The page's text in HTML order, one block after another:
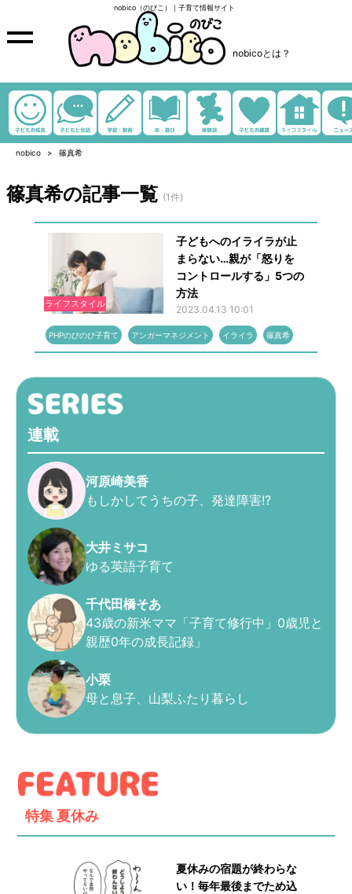
nobico（のびこ）｜子育て情報サイト
nobicoとは？
nobico 篠真希
篠真希の記事一覧 (1件)
ライフスタイル
子どもへのイライラが止
まらない…親が「怒りを
コントロールする」5つの
方法
2023.04.13 10:01
PHPのびのび子育て アンガーマネジメント イライラ 篠真希
連載
河原崎美香
もしかしてうちの子、発達障害!?
大井ミサコ
ゆる英語子育て
千代田橋そあ
43歳の新米ママ「子育て修行中」0歳児と
親歴0年の成長記録」
小栗
母と息子、山梨ふたり暮らし
特集 夏休み
夏休みの宿題が終わらな
い！毎年最後までため込